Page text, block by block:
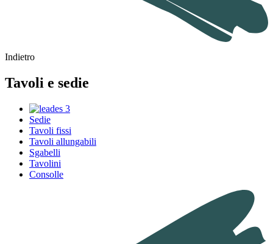
Indietro
Tavoli e sedie
Sedie
Tavoli fissi
Tavoli allungabili
Sgabelli
Tavolini
Consolle